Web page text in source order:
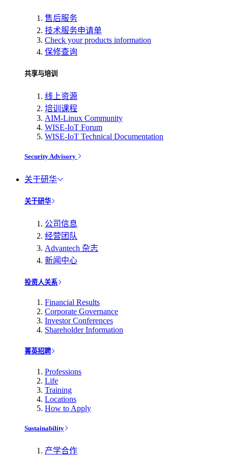
售后服务
技术服务申请单
Check your products information
保修查询
共享与培训
线上资源
培训课程
AIM-Linux Community
WISE-IoT Forum
WISE-IoT Technical Documentation
Security Advisory
关于研华
关于研华
公司信息
经营团队
Advantech 杂志
新闻中心
投资人关系
Financial Results
Corporate Governance
Investor Conferences
Shareholder Information
菁英招聘
Professions
Life
Training
Locations
How to Apply
Sustainability
产学合作